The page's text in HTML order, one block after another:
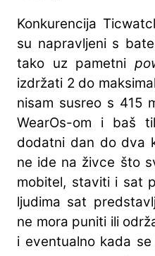
Konkurencija
su napravljeni s
tako uz pametni
izdržati 2 do
nisam susreo s 415
WearOs-om i baš
dodatni dan do dva
ne ide na živce što
mobitel, staviti i sat
ljudima sat
ne mora puniti ili
i eventualno kada